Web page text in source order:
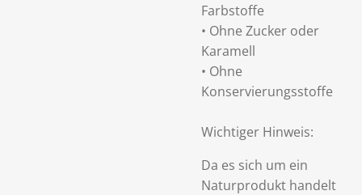
Farbstoffe
• Ohne Zucker oder
Karamell
• Ohne
Konservierungsstoffe
Wichtiger Hinweis:
Da es sich um ein
Naturprodukt handelt